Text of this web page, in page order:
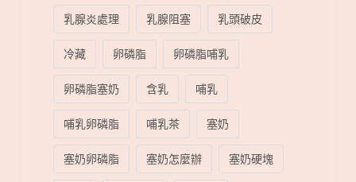
乳腺炎處理
乳腺阻塞
乳頭破皮
冷藏
卵磷脂
卵磷脂哺乳
卵磷脂塞奶
含乳
哺乳
哺乳卵磷脂
哺乳茶
塞奶
塞奶卵磷脂
塞奶怎麼辦
塞奶硬塊